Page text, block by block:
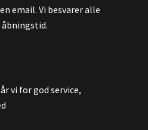
email. Vi besvarer alle
vi for god service,